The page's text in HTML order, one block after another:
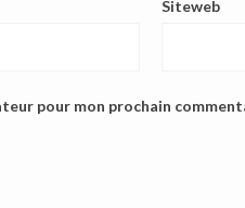
Siteweb
pour mon prochain